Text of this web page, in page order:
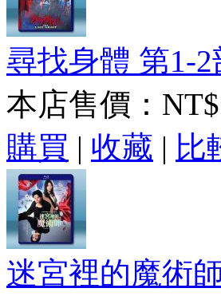
尋找身體 第1-2
本店售價：
購買 | 收藏 | 比
迷宮裡的魔術